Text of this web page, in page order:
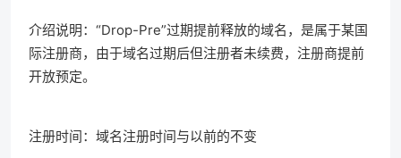
介绍说明：“Drop-Pre”过期提前释放的域名，是属于某国
际注册商，由于域名过期后但注册者未续费，注册商提前
开放预定。
注册时间：域名注册时间与以前的不变